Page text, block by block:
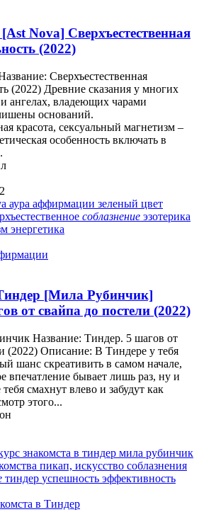
[Ast Nova] Сверхъестественная
(2022)
Сверхъестественная
(2022) Древние сказания у многих
ангелах, владеющих чарами
оснований.
красота, сексуальный магнетизм –
особенность включать в
аура аффирмации зеленый цвет
соблазнение эзотерика
энергетика
[Мила Рубинчик]
от свайпа до постели (2022)
Название: Тиндер. 5 шагов от
(2022) Описание: В Тиндере у тебя
шанс скреативить в самом начале,
впечатление бывает лишь раз, ну и
смахнут влево и забудут как
этого...
знакомста в тиндер мила рубинчик
пикап, искусство соблазнения
тиндер успешность эффективность
в Тиндер